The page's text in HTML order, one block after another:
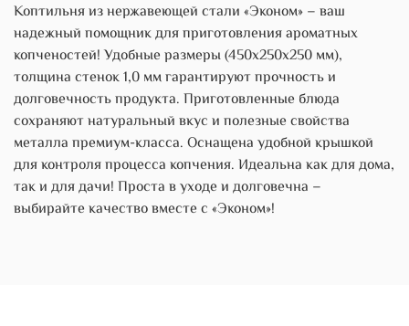
Коптильня из нержавеющей стали «Эконом» – ваш
надежный помощник для приготовления ароматных
копченостей! Удобные размеры (450x250x250 мм),
толщина стенок 1,0 мм гарантируют прочность и
долговечность продукта. Приготовленные блюда
сохраняют натуральный вкус и полезные свойства
металла премиум-класса. Оснащена удобной крышкой
для контроля процесса копчения. Идеальна как для дома,
так и для дачи! Проста в уходе и долговечна –
выбирайте качество вместе с «Эконом»!